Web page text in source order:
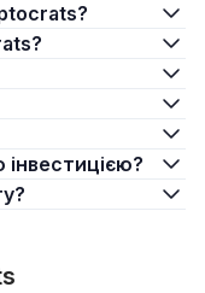
інвестицією?